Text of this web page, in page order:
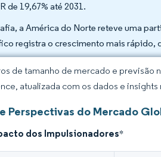
de 19,67% até 2031.
a América do Norte reteve uma
registra o crescimento mais rápido,
de tamanho de mercado e
atualizada com os dados e
Perspectivas do Mercado
dos Impulsionadores*